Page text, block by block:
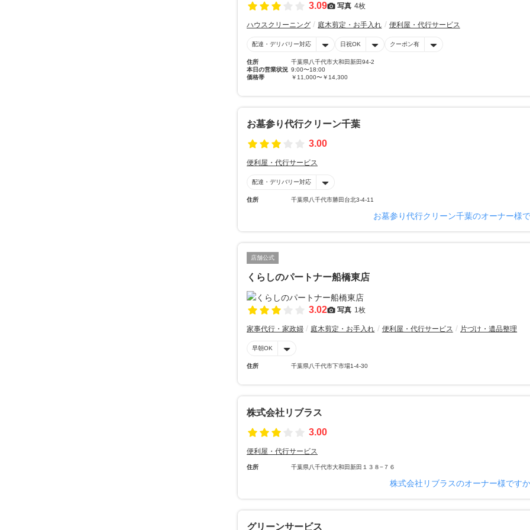
3.09 写真 4枚
ハウスクリーニング 庭木剪定・お手入れ 便利屋・代行サービス
配達・デリバリー対応 日祝OK クーポン有
住所
千葉県八千代市大和田新田94-2
本日の営業状況 9:00〜18:00
価格帯
￥11,000〜￥14,300
お墓参り代行クリーン千葉
3.00
便利屋・代行サービス
配達・デリバリー対応
住所 千葉県八千代市勝田台北3-4-11
お墓参り代行クリーン千葉のオーナー様
店舗公式
くらしのパートナー船橋東店
3.02 写真 1枚
家事代行・家政婦 庭木剪定・お手入れ 便利屋・代行サービス 片づけ・遺品整理
早朝OK
住所 千葉県八千代市下市場1-4-30
株式会社リブラス
3.00
便利屋・代行サービス
住所 千葉県八千代市大和田新田１３８−７６
株式会社リブラスのオーナー様です
グリーンサービス